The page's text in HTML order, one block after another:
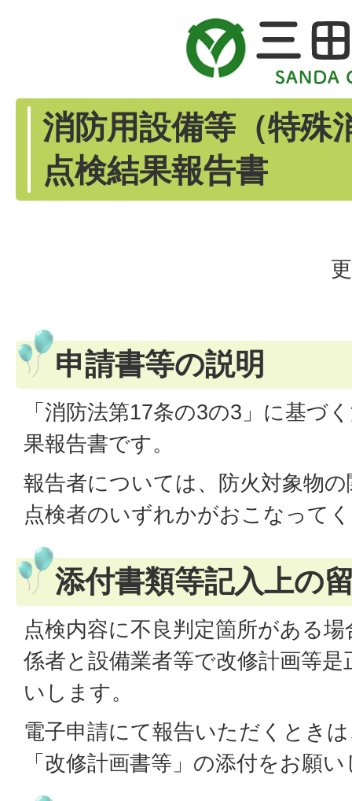
消防用設備等（特殊
点検結果報告書
申請書等の説明
「消防法第17条の3の3」に基づ
果報告書です。
報告者については、防火対象物
点検者のいずれかがおこなって
添付書類等記入上の
点検内容に不良判定箇所がある
係者と設備業者等で改修計画等
いします。
電子申請にて報告いただくとき
「改修計画書等」の添付をお願